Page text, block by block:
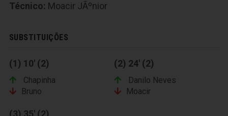
Técnico: Moacir JÃºnior
SUBSTITUIÇÕES
(1) 10' (2)
Chapinha
Bruno
(2) 24' (2)
Danilo Neves
Moacir